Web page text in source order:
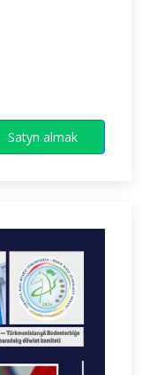
Satyn almak